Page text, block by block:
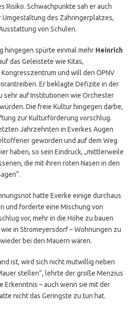
Risiko. Schwachpunkte sah er auch
Umgestaltung des Zähringerplatzes,
von Schulen.
hingegen spürte einmal mehr Heinrich
das Geleistete wie Kitas,
und will den ÖPNV
Er beklagte Defizite in der
sehr auf Institutionen wie Orchester
Die freie Kultur hingegen darbe,
zur Kulturförderung vorschlug.
Jahrzehnten in Everkes Augen
geworden und auf dem Weg
haben, so sein Eindruck, „mittlerweile
die mit ihren roten Nasen in den
hatte Everke einige durchaus
und forderte eine Mischung von
vor, mehr in die Höhe zu bauen
in Stromeyersdorf – Wohnungen zu
bei den Mauern wären.
ist, wird sich nicht mutwillig neben
stellen“, lehrte der große Menzius
Erkenntnis – auch wenn sie mit der
nicht das Geringste zu tun hat.